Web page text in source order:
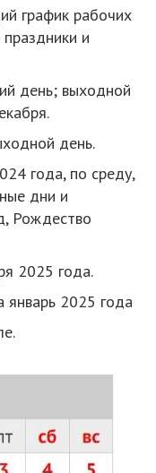
график рабочих
и
день; выходной
день.
года, по среду,
дни и
Рождество
2025 года.
январь 2025 года